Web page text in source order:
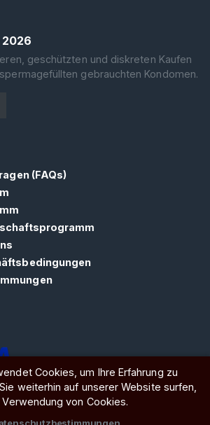
geschützten und diskreten Kaufen
gebrauchten Kondomen.
(FAQs)
United Kingdom
Cookies, um Ihre Erfahrung zu
weiterhin auf unserer Website surfen,
von Cookies.